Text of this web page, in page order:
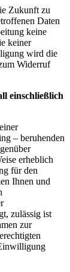
Zukunft zu
Daten
keine
keiner
wird die
Widerruf
einschließlich
– beruhenden
erheblich
für den
Ihnen und
zulässig ist
zur